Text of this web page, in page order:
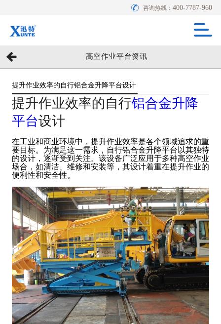
咨询热线：400-7787-960
高空作业平台资讯
提升作业效率的自行铝合金升降平台设计
提升作业效率的自行铝合金升降
平台设计
在工业和商业环境中，提升作业效率是各个领域追求的重
要目标。为满足这一需求，自行铝合金升降平台以其独特
的设计，逐渐受到关注。该设备广泛应用于多种高空作业
场合，如清洁、维修和安装等，其设计着重在提升作业的
便利性和安全性。